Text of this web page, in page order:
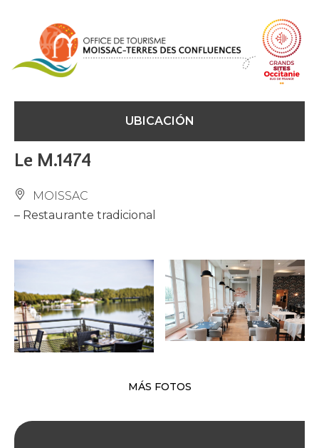
UBICACIÓN
Le M.1474
MOISSAC
– Restaurante tradicional
MÁS FOTOS